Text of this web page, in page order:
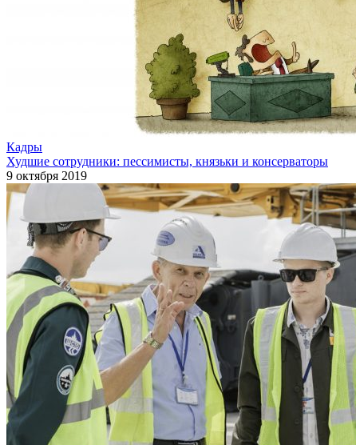
Кадры
Худшие сотрудники: пессимисты, князьки и консерваторы
9 октября 2019